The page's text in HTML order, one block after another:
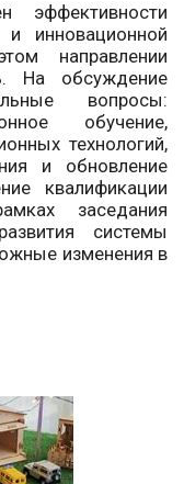
и инновационной
направлении
На обсуждение
вопросы:
обучение,
технологий,
и обновление
квалификации
заседания
системы
изменения в